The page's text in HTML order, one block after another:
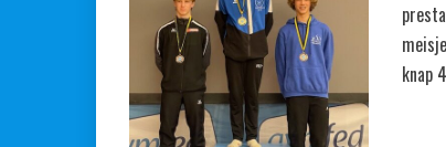
knap